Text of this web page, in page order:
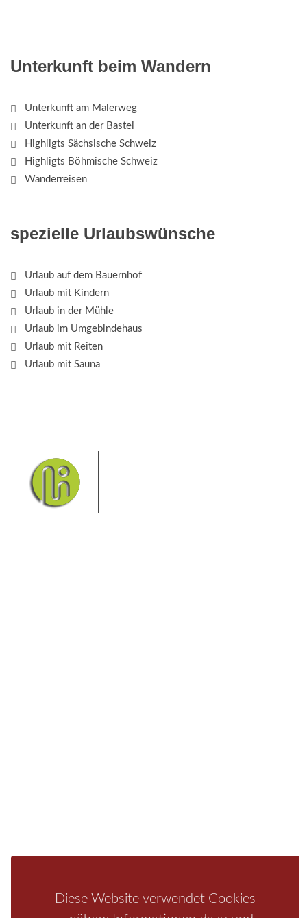
Diese Website verwendet Cookies
Unterkunft beim Wandern
Unterkunft am Malerweg
Unterkunft an der Bastei
Highligts Sächsische Schweiz
Highligts Böhmische Schweiz
Wanderreisen
spezielle Urlaubswünsche
Urlaub auf dem Bauernhof
Urlaub mit Kindern
Urlaub in der Mühle
Urlaub im Umgebindehaus
Urlaub mit Reiten
Urlaub mit Sauna
Boofen Mediathek